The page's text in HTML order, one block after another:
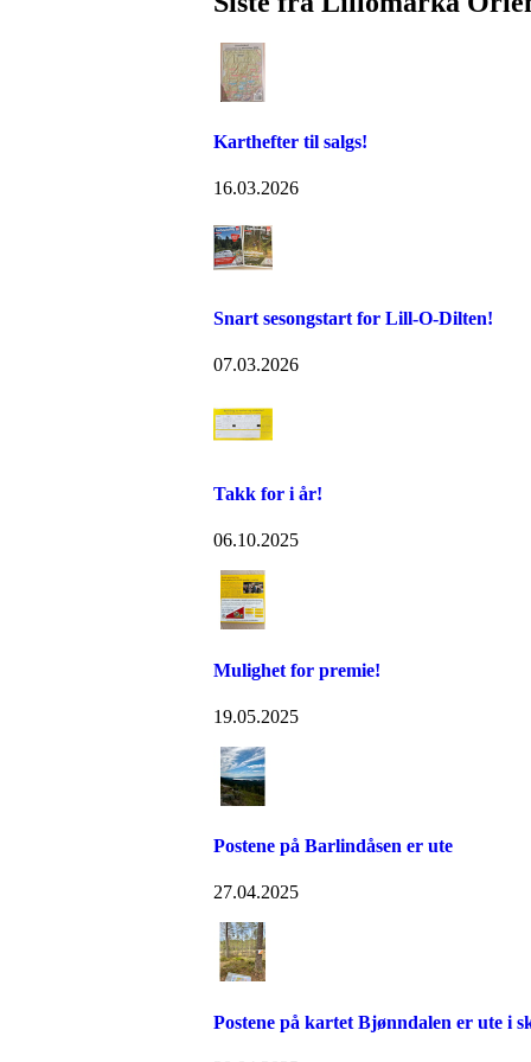
Karthefter til salgs!
16.03.2026
Snart sesongstart for Lill-O-Dilten!
07.03.2026
Takk for i år!
06.10.2025
Mulighet for premie!
19.05.2025
Postene på Barlindåsen er ute
27.04.2025
Postene på kartet Bjønndalen er ute i